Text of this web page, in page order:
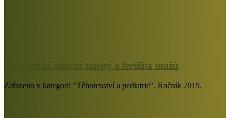
Idiopatické střevní záněty a fertilita mužů
Zařazeno v kategorii "Těhotenství a pediatrie". Ročník 2019.